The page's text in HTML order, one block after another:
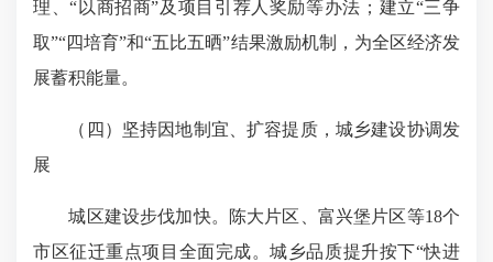
理、“以商招商”及项目引荐人奖励等办法；建立“三争
取”“四培育”和“五比五晒”结果激励机制，为全区经济发
展蓄积能量。
（四）坚持因地制宜、扩容提质，城乡建设协调发
展
城区建设步伐加快。陈大片区、富兴堡片区等18个
市区征迁重点项目全面完成。城乡品质提升按下“快进